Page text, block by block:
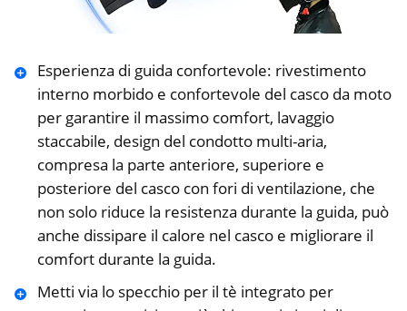
Esperienza di guida confortevole: rivestimento
interno morbido e confortevole del casco da moto
per garantire il massimo comfort, lavaggio
staccabile, design del condotto multi-aria,
compresa la parte anteriore, superiore e
posteriore del casco con fori di ventilazione, che
non solo riduce la resistenza durante la guida, può
anche dissipare il calore nel casco e migliorare il
comfort durante la guida.
Metti via lo specchio per il tè integrato per